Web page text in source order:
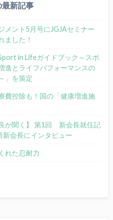
最新記事
メント5月号にJGJAセミナー
ました！
in Lifeガイドブック～スポ
進とライフパフォーマンスの
」を策定
費控除も！国の「健康増進施
が聞く】 第1回 新会長就任記
新会長にインタビュー
れた忍耐力